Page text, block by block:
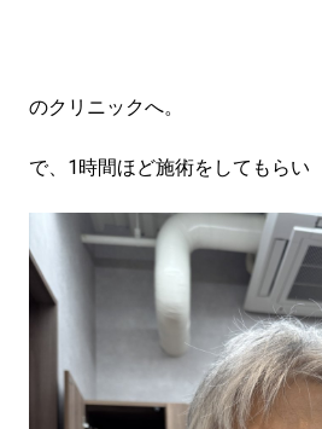
のクリニックへ。
で、1時間ほど施術をしてもらい